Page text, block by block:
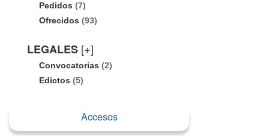
Pedidos (7)
Ofrecidos (93)
LEGALES [+]
Convocatorias (2)
Edictos (5)
Accesos